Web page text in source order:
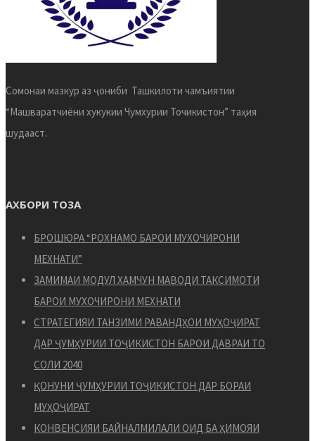
Сомонаи мазкур аз ҷониби Ташкилоти чамъиятии
“Машваратчиёни хукукии Чумхурии Точикистон” таҳия
шудааст.
АХБОРИ ТОЗА
БРОШЮРА “РОХНАМО БАРОИ МУХОЧИРОНИ
МЕХНАТИ”
ЗАМИМАИ МОДУЛ ХАМЧУН МАВОДИ ТАКСИМОТИ
БАРОИ МУХОЧИРОНИ МЕХНАТИ
СТРАТЕГИЯИ ТАНЗИМИ РАВАНДҲОИ МУҲОҶИРАТ
ДАР ҶУМҲУРИИ ТОҶИКИСТОН БАРОИ ДАВРАИ ТО
СОЛИ 2040
ҚОНУНИ ҶУМҲУРИИ ТОҶИКИСТОН ДАР БОРАИ
МУҲОҶИРАТ
КОНВЕНСИЯИ БАЙНАЛМИЛАЛИ ОИД БА ҲИМОЯИ